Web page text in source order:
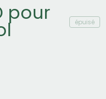
pour épuisé